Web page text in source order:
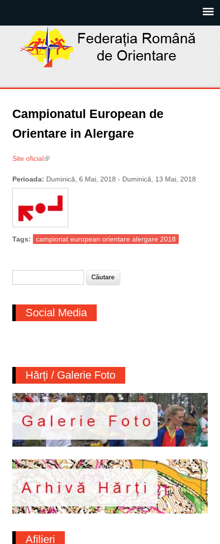
Campionatul European de
Orientare in Alergare
Site oficial(link is external)
Perioada: Duminică, 6 Mai, 2018 - Duminică, 13 Mai, 2018
Tags: campionat european orientare alergare 2018
Formular de căutare
Social Media
Hărți / Galerie Foto
Afilieri